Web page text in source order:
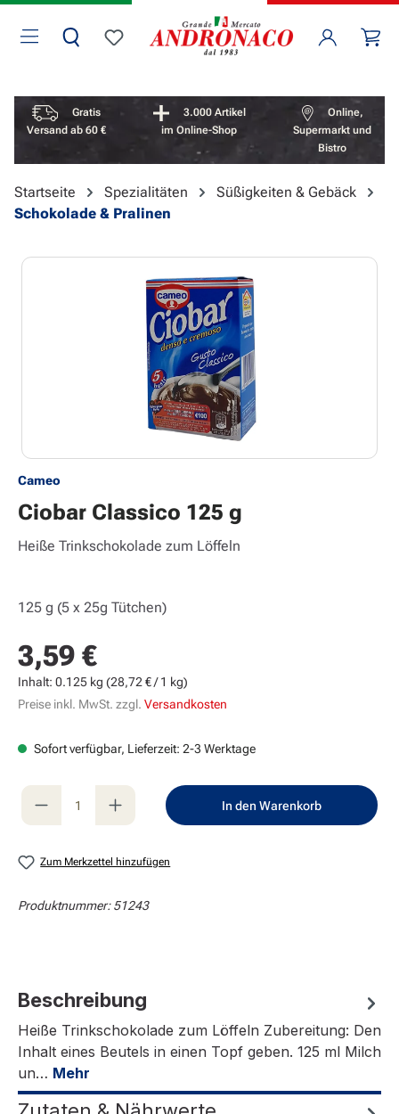
Zum Hauptinhalt springen
Du hast 0 Produkte auf dem Merkzettel
Vorteile überspringen
Gratis
Versand ab 60 €
3.000 Artikel
im Online-Shop
Online,
Supermarkt und
Bistro
Startseite Spezialitäten
Süßigkeiten & Gebäck
Schokolade & Pralinen
Bildergalerie überspringen
Cameo
Ciobar Classico 125 g
Heiße Trinkschokolade zum Löffeln
125 g (5 x 25g Tütchen)
Regulärer Preis:
3,59 €
Inhalt: 0.125 kg (28,72 € / 1 kg)
Preise inkl. MwSt. zzgl. Versandkosten
Sofort verfügbar, Lieferzeit: 2-3 Werktage
Produkt Anzahl: Gib den gewünschten
In den Warenkorb
Zum Merkzettel hinzufügen
Produktnummer:51243
Beschreibung
Heiße Trinkschokolade zum Löffeln Zubereitung: Den
Inhalt eines Beutels in einen Topf geben. 125 ml Milch
un… Mehr